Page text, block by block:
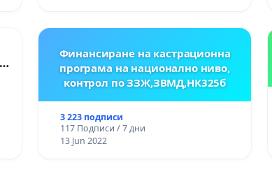
Финансиране на кастрационна
програма на национално ниво,
контрол по ЗЗЖ,ЗВМД,НК325б
3 223 подписи
117 Подписи / 7 дни
13 Jun 2022